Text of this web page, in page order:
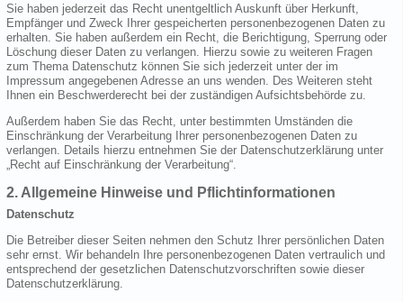
Sie haben jederzeit das Recht unentgeltlich Auskunft über Herkunft,
Empfänger und Zweck Ihrer gespeicherten personenbezogenen Daten zu
erhalten. Sie haben außerdem ein Recht, die Berichtigung, Sperrung oder
Löschung dieser Daten zu verlangen. Hierzu sowie zu weiteren Fragen
zum Thema Datenschutz können Sie sich jederzeit unter der im
Impressum angegebenen Adresse an uns wenden. Des Weiteren steht
Ihnen ein Beschwerderecht bei der zuständigen Aufsichtsbehörde zu.
Außerdem haben Sie das Recht, unter bestimmten Umständen die
Einschränkung der Verarbeitung Ihrer personenbezogenen Daten zu
verlangen. Details hierzu entnehmen Sie der Datenschutzerklärung unter
„Recht auf Einschränkung der Verarbeitung“.
2. Allgemeine Hinweise und Pflichtinformationen
Datenschutz
Die Betreiber dieser Seiten nehmen den Schutz Ihrer persönlichen Daten
sehr ernst. Wir behandeln Ihre personenbezogenen Daten vertraulich und
entsprechend der gesetzlichen Datenschutzvorschriften sowie dieser
Datenschutzerklärung.